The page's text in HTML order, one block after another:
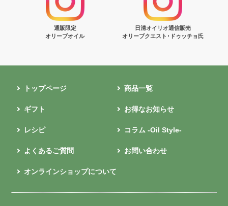
通販限定
オリーブオイル
日清オイリオ通信販売
オリーブクエスト･ドゥッチョ氏
トップページ 商品一覧
ギフト お得なお知らせ
レシピ コラム -Oil Style-
よくあるご質問 お問い合わせ
オンラインショップについて